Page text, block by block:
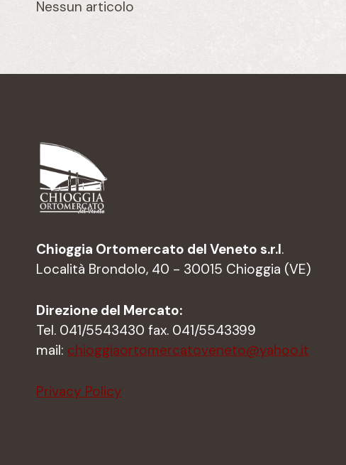
Nessun articolo
Chioggia Ortomercato del Veneto s.r.l.
Località Brondolo, 40 - 30015 Chioggia (VE)
Direzione del Mercato:
Tel. 041/5543430 fax. 041/5543399
mail: chioggiaortomercatoveneto@yahoo.it
Privacy Policy